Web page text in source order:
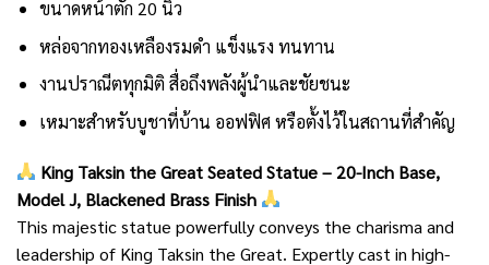
ขนาดหน้าตัก 20 นิ้ว
หล่อจากทองเหลืองรมดำ แข็งแรง ทนทาน
งานปราณีตทุกมิติ สื่อถึงพลังผู้นำและชัยชนะ
เหมาะสำหรับบูชาที่บ้าน ออฟฟิศ หรือตั้งไว้ในสถานที่สำคัญ
King Taksin the Great Seated Statue – 20-Inch Base,
Model J, Blackened Brass Finish
This majestic statue powerfully conveys the charisma and
leadership of King Taksin the Great. Expertly cast in high-